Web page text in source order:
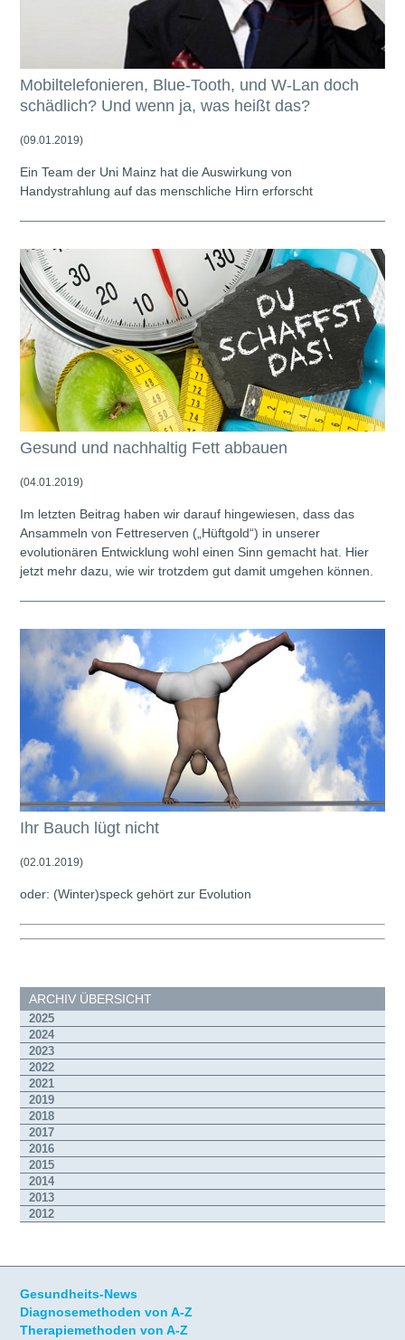
Mobiltelefonieren, Blue-Tooth, und W-Lan doch
schädlich? Und wenn ja, was heißt das?
(09.01.2019)
Ein Team der Uni Mainz hat die Auswirkung von
Handystrahlung auf das menschliche Hirn erforscht
Gesund und nachhaltig Fett abbauen
(04.01.2019)
Im letzten Beitrag haben wir darauf hingewiesen, dass das
Ansammeln von Fettreserven („Hüftgold“) in unserer
evolutionären Entwicklung wohl einen Sinn gemacht hat. Hier
jetzt mehr dazu, wie wir trotzdem gut damit umgehen können.
Ihr Bauch lügt nicht
(02.01.2019)
oder: (Winter)speck gehört zur Evolution
ARCHIV ÜBERSICHT
2025
2024
2023
2022
2021
2019
2018
2017
2016
2015
2014
2013
2012
Gesundheits-News
Diagnosemethoden von A-Z
Therapiemethoden von A-Z